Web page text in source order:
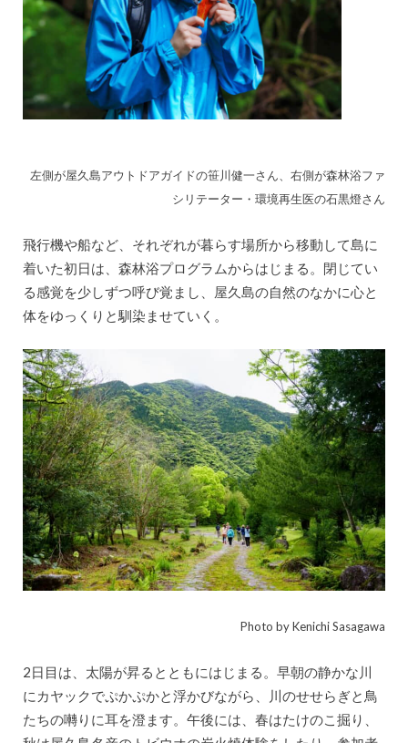
左側が屋久島アウトドアガイドの笹川健一さん、右側が森林浴ファ
シリテーター・環境再生医の石黒燈さん
飛行機や船など、それぞれが暮らす場所から移動して島に
着いた初日は、森林浴プログラムからはじまる。閉じてい
る感覚を少しずつ呼び覚まし、屋久島の自然のなかに心と
体をゆっくりと馴染ませていく。
Photo by Kenichi Sasagawa
2日目は、太陽が昇るとともにはじまる。早朝の静かな川
にカヤックでぷかぷかと浮かびながら、川のせせらぎと鳥
たちの囀りに耳を澄ます。午後には、春はたけのこ掘り、